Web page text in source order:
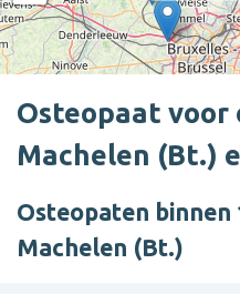
Osteopaat voor
Machelen (Bt.)
Osteopaten
Machelen (Bt.)